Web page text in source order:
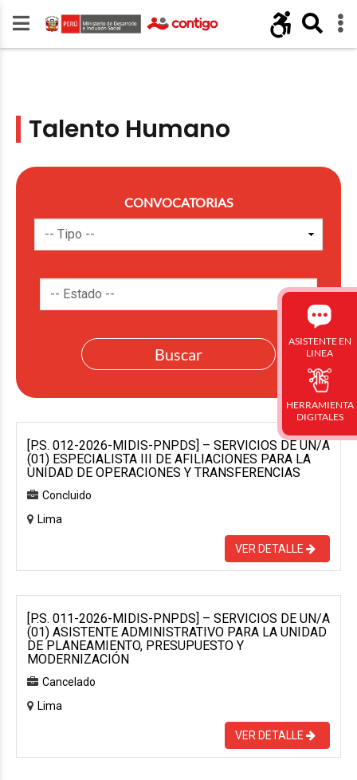
Talento Humano
CONVOCATORIAS
[P.S. 012-2026-MIDIS-PNPDS] – SERVICIOS DE UN/A
(01) ESPECIALISTA III DE AFILIACIONES PARA LA
UNIDAD DE OPERACIONES Y TRANSFERENCIAS
Concluido
Lima
VER DETALLE
[P.S. 011-2026-MIDIS-PNPDS] – SERVICIOS DE UN/A
(01) ASISTENTE ADMINISTRATIVO PARA LA UNIDAD
DE PLANEAMIENTO, PRESUPUESTO Y
MODERNIZACIÓN
Cancelado
Lima
VER DETALLE
ASISTENTE EN
LINEA
HERRAMIENTA
DIGITALES